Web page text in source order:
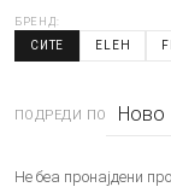
БРЕНД:
СИТЕ ELEH
ПОДРЕДИ ПО
Не беа пронајдени